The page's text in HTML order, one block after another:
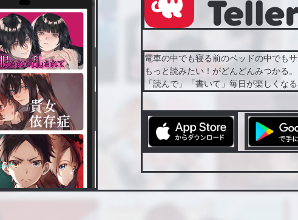
電車の中でも寝る前のベッドの中でも
もっと読みたい！がどんどんみつかる。
「読んで」「書いて」毎日が楽しくな